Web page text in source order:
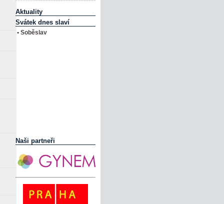
Aktuality
Svátek dnes slaví
• Soběslav
Naši partneři